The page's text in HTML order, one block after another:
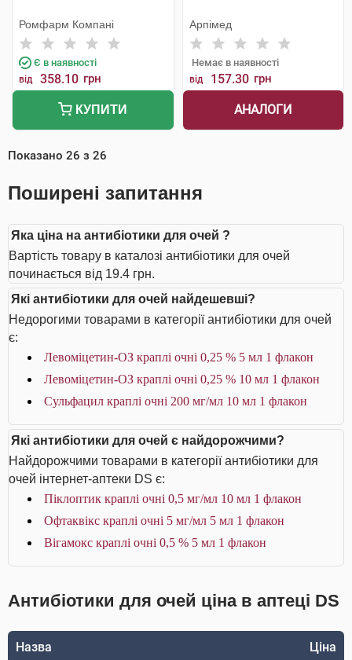
Ромфарм Компані
Є в наявності
від 358.10 грн
КУПИТИ
Арпімед
Немає в наявності
від 157.30 грн
АНАЛОГИ
Показано 26 з 26
Поширені запитання
Яка ціна на антибіотики для очей ?
Вартість товару в каталозі антибіотики для очей
починається від 19.4 грн.
Які антибіотики для очей найдешевші?
Недорогими товарами в категорії антибіотики для очей
є:
Левоміцетин-ОЗ краплі очні 0,25 % 5 мл 1 флакон
Левоміцетин-ОЗ краплі очні 0,25 % 10 мл 1 флакон
Сульфацил краплі очні 200 мг/мл 10 мл 1 флакон
Які антибіотики для очей є найдорожчими?
Найдорожчими товарами в категорії антибіотики для
очей інтернет-аптеки DS є:
Піклоптик краплі очні 0,5 мг/мл 10 мл 1 флакон
Офтаквікс краплі очні 5 мг/мл 5 мл 1 флакон
Вігамокс краплі очні 0,5 % 5 мл 1 флакон
Антибіотики для очей ціна в аптеці DS
Назва Ціна